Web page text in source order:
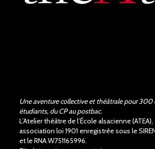
qualité.
Une aventure collective et théâtrale pour 300
étudiants, du CP au postbac.
L’Atelier théâtre de l’École alsacienne
association loi 1901 enregistrée sous le
et le RNA W751165996.